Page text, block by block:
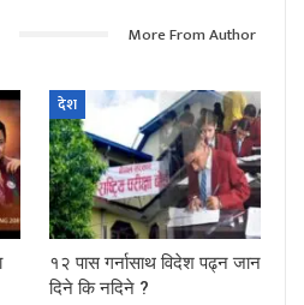
More From Author
देश
१२ पास गर्नासाथ विदेश पढ्न जान
दिने कि नदिने ?